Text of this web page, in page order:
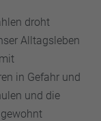
droht
Alltagsleben
in Gefahr und
und die